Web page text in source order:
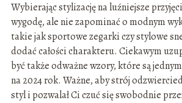
Wybierając stylizację na luźniejsze
wygodę, ale nie zapominać o modnym
takie jak sportowe zegarki czy stylowe
dodać całości charakteru. Ciekawym
być także odważne wzory, które są
na 2024 rok. Ważne, aby strój
styl i pozwalał Ci czuć się swobodnie